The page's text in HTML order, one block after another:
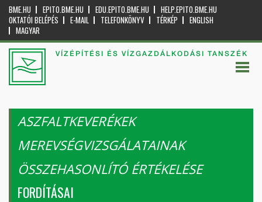
BME.HU EPITO.BME.HU EDU.EPITO.BME.HU
HELP.EPITO.BME.HU
OKTATÓI BELÉPÉS
E-MAIL TELEFONKÖNYV TÉRKÉP
ENGLISH
MAGYAR
VÍZÉPÍTÉSI ÉS VÍZGAZDÁLKODÁSI TANSZÉK
ASZFALTKEVERÉKEK
MEREVSÉGVIZSGÁLATAINAK
ÖSSZEHASONLÍTÓ ÉRTÉKELÉSE
FORDÍTÁSAI